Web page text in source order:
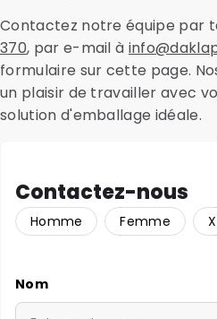
Contactez notre équipe par
370, par e-mail à
formulaire sur cette page.
un plaisir de travailler avec
solution d'emballage idéale.
Contactez-nous
Homme Femme X
Nom